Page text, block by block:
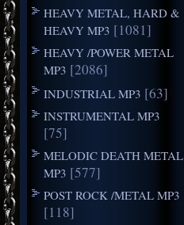
HEAVY METAL, HARD &
HEAVY MP3 [1081]
HEAVY /POWER METAL
MP3 [2086]
INDUSTRIAL MP3 [63]
INSTRUMENTAL MP3
[75]
MELODIC DEATH METAL
MP3 [577]
POST ROCK /METAL MP3
[118]